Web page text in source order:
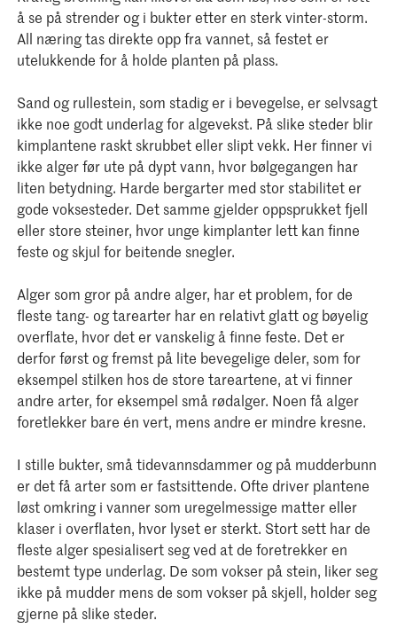
å se på strender og i bukter etter en sterk vinter-storm.
All næring tas direkte opp fra vannet, så festet er
utelukkende for å holde planten på plass.
Sand og rullestein, som stadig er i bevegelse, er selvsagt
ikke noe godt underlag for algevekst. På slike steder blir
kimplantene raskt skrubbet eller slipt vekk. Her finner vi
ikke alger før ute på dypt vann, hvor bølgegangen har
liten betydning. Harde bergarter med stor stabilitet er
gode voksesteder. Det samme gjelder oppsprukket fjell
eller store steiner, hvor unge kimplanter lett kan finne
feste og skjul for beitende snegler.
Alger som gror på andre alger, har et problem, for de
fleste tang- og tarearter har en relativt glatt og bøyelig
overflate, hvor det er vanskelig å finne feste. Det er
derfor først og fremst på lite bevegelige deler, som for
eksempel stilken hos de store tareartene, at vi finner
andre arter, for eksempel små rødalger. Noen få alger
foretlekker bare én vert, mens andre er mindre kresne.
I stille bukter, små tidevannsdammer og på mudderbunn
er det få arter som er fastsittende. Ofte driver plantene
løst omkring i vanner som uregelmessige matter eller
klaser i overflaten, hvor lyset er sterkt. Stort sett har de
fleste alger spesialisert seg ved at de foretrekker en
bestemt type underlag. De som vokser på stein, liker seg
ikke på mudder mens de som vokser på skjell, holder seg
gjerne på slike steder.